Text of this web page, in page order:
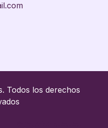
Todos los derechos